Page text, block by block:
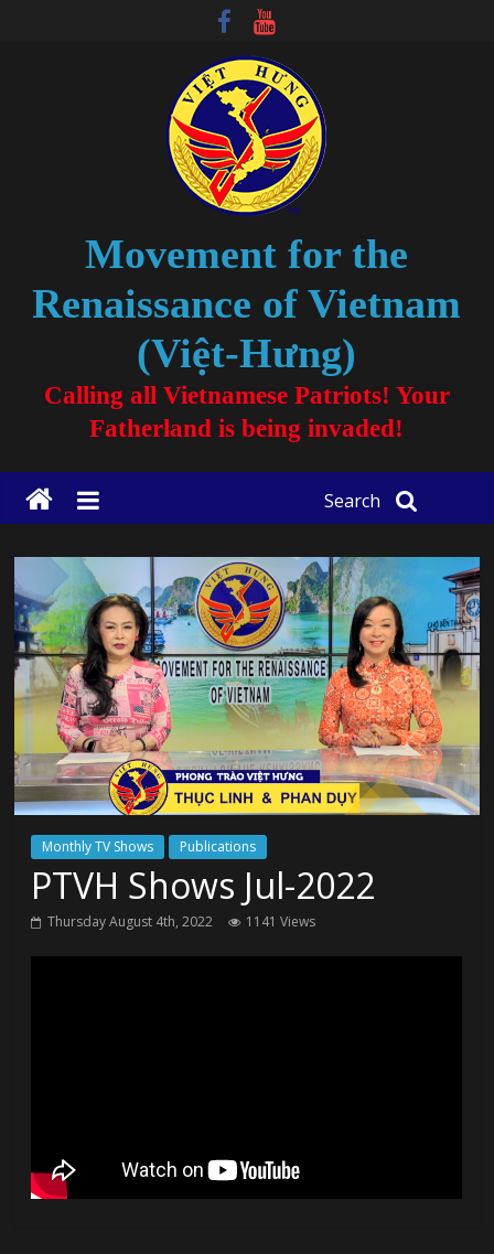
Movement for the
Renaissance of Vietnam
(Việt-Hưng)
Calling all Vietnamese Patriots! Your
Fatherland is being invaded!
Search
Monthly TV Shows Publications
PTVH Shows Jul-2022
Thursday August 4th, 2022 1141 Views